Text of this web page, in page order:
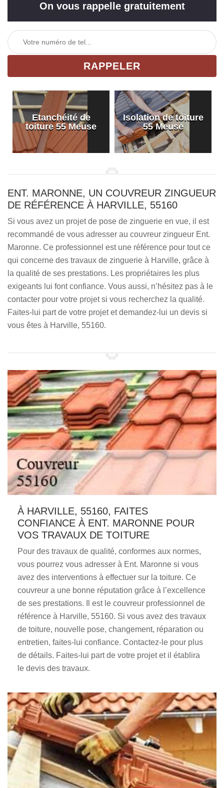
On vous rappelle gratuitement
Etanchéité de
toiture 55 Meuse
Isolation de toiture
55 Meuse
ENT. MARONNE, UN COUVREUR ZINGUEUR
DE RÉFÉRENCE À HARVILLE, 55160
Si vous avez un projet de pose de zinguerie en vue, il est
recommandé de vous adresser au couvreur zingueur Ent.
Maronne. Ce professionnel est une référence pour tout ce
qui concerne des travaux de zinguerie à Harville, grâce à
la qualité de ses prestations. Les propriétaires les plus
exigeants lui font confiance. Vous aussi, n’hésitez pas à le
contacter pour votre projet si vous recherchez la qualité.
Faites-lui part de votre projet et demandez-lui un devis si
vous êtes à Harville, 55160.
À HARVILLE, 55160, FAITES
CONFIANCE À ENT. MARONNE POUR
VOS TRAVAUX DE TOITURE
Pour des travaux de qualité, conformes aux normes,
vous pourrez vous adresser à Ent. Maronne si vous
avez des interventions à effectuer sur la toiture. Ce
couvreur a une bonne réputation grâce à l’excellence
de ses prestations. Il est le couvreur professionnel de
référence à Harville, 55160. Si vous avez des travaux
de toiture, nouvelle pose, changement, réparation ou
entretien, faites-lui confiance. Contactez-le pour plus
de détails. Faites-lui part de votre projet et il établira
le devis des travaux.